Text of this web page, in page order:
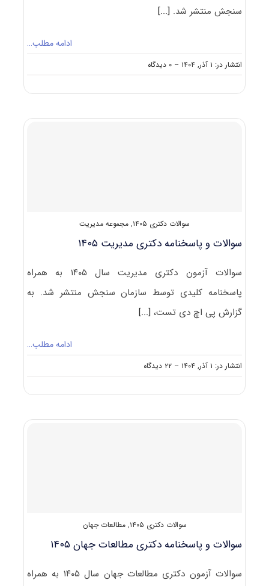
سنجش منتشر شد. [...]
ادامه مطلب…
انتشار در: ۱ آذر, ۱۴۰۴ -- ۰ دیدگاه
on
سوالات
مدیریت
سوالات دکتری ۱۴۰۵ , مجموعه مدیریت
سوالات و پاسخنامه دکتری مدیریت ۱۴۰۵
سوالات آزمون دکتری مدیریت سال ۱۴۰۵ به همراه
پاسخنامه کلیدی توسط سازمان سنجش منتشر شد. به
گزارش پی اچ دی تست،[...]
ادامه مطلب…
انتشار در: ۱ آذر, ۱۴۰۴ -- ۲۲ دیدگاه
on
سوالات
مدیریت
سوالات دکتری ۱۴۰۵ ,مطالعات جهان
سوالات و پاسخنامه دکتری مطالعات جهان ۱۴۰۵
سوالات آزمون دکتری مطالعات جهان سال ۱۴۰۵ به همراه